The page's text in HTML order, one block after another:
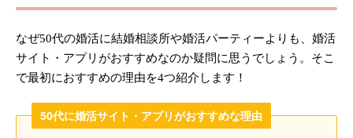
なぜ50代の婚活に結婚相談所や婚活パーティーよりも、婚活
サイト・アプリがおすすめなのか疑問に思うでしょう。そこ
で最初におすすめの理由を4つ紹介します！
50代に婚活サイト・アプリがおすすめな理由